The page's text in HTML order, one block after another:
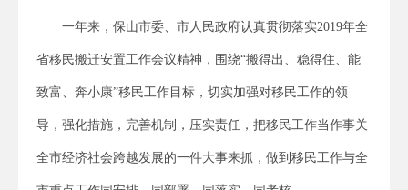
一年来，保山市委、市人民政府认真贯彻落实2019年全
省移民搬迁安置工作会议精神，围绕“搬得出、稳得住、能
致富、奔小康”移民工作目标，切实加强对移民工作的领
导，强化措施，完善机制，压实责任，把移民工作当作事关
全市经济社会跨越发展的一件大事来抓，做到移民工作与全